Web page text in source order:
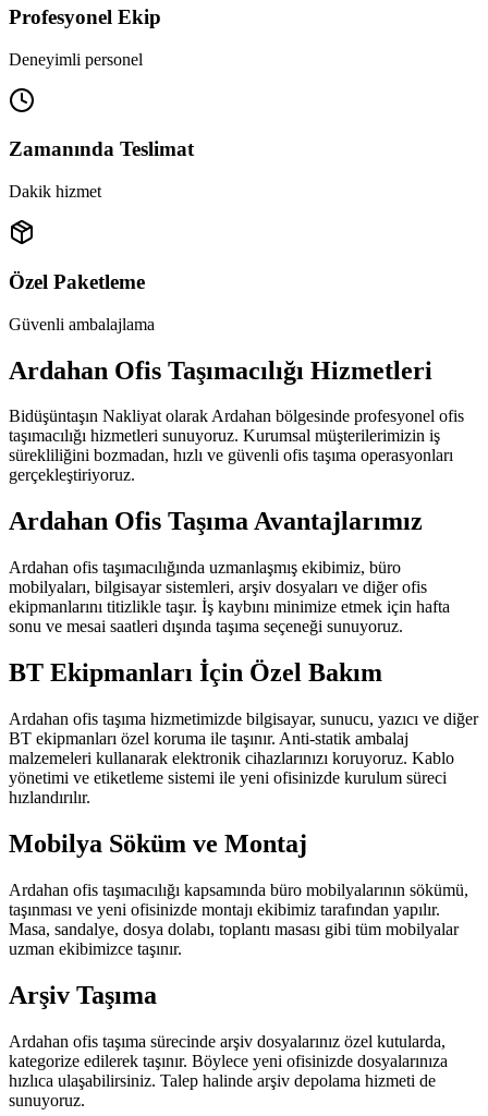
Profesyonel Ekip
Deneyimli personel
Zamanında Teslimat
Dakik hizmet
Özel Paketleme
Güvenli ambalajlama
Ardahan Ofis Taşımacılığı Hizmetleri
Bidüşüntaşın Nakliyat olarak Ardahan bölgesinde profesyonel ofis
taşımacılığı hizmetleri sunuyoruz. Kurumsal müşterilerimizin iş
sürekliliğini bozmadan, hızlı ve güvenli ofis taşıma operasyonları
gerçekleştiriyoruz.
Ardahan Ofis Taşıma Avantajlarımız
Ardahan ofis taşımacılığında uzmanlaşmış ekibimiz, büro
mobilyaları, bilgisayar sistemleri, arşiv dosyaları ve diğer ofis
ekipmanlarını titizlikle taşır. İş kaybını minimize etmek için hafta
sonu ve mesai saatleri dışında taşıma seçeneği sunuyoruz.
BT Ekipmanları İçin Özel Bakım
Ardahan ofis taşıma hizmetimizde bilgisayar, sunucu, yazıcı ve diğer
BT ekipmanları özel koruma ile taşınır. Anti-statik ambalaj
malzemeleri kullanarak elektronik cihazlarınızı koruyoruz. Kablo
yönetimi ve etiketleme sistemi ile yeni ofisinizde kurulum süreci
hızlandırılır.
Mobilya Söküm ve Montaj
Ardahan ofis taşımacılığı kapsamında büro mobilyalarının sökümü,
taşınması ve yeni ofisinizde montajı ekibimiz tarafından yapılır.
Masa, sandalye, dosya dolabı, toplantı masası gibi tüm mobilyalar
uzman ekibimizce taşınır.
Arşiv Taşıma
Ardahan ofis taşıma sürecinde arşiv dosyalarınız özel kutularda,
kategorize edilerek taşınır. Böylece yeni ofisinizde dosyalarınıza
hızlıca ulaşabilirsiniz. Talep halinde arşiv depolama hizmeti de
sunuyoruz.